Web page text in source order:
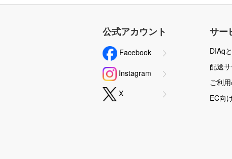
公式アカウント
Facebook
Instagram
X
サー
DIAq
配送
ご利
EC向